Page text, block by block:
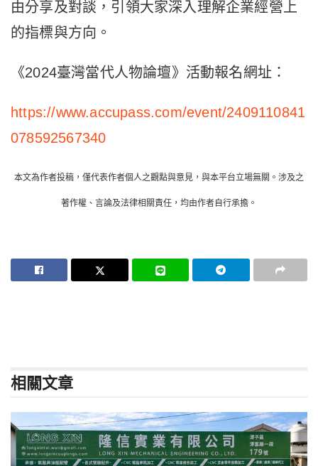
由分享及對談，引領大家深入理解企業經營上
的指標與方向。
《2024臺灣當代人物論壇》活動報名網址：
https://www.accupass.com/event/2409110841
078592567340
本文為作者投稿，僅代表作者個人之觀點與意見，與本平台立場無關。涉及之
著作權、言論及法律相關責任，均由作者自行承擔。
相關文章